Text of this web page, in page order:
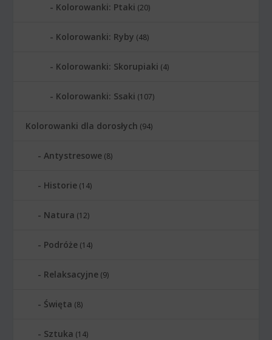
Kolorowanki: Ptaki (20)
Kolorowanki: Ryby (48)
Kolorowanki: Skorupiaki (4)
Kolorowanki: Ssaki (107)
Kolorowanki dla dorosłych (94)
Antystresowe (8)
Historie (14)
Natura (12)
Podróże (14)
Relaksacyjne (9)
Święta (8)
Sztuka (14)